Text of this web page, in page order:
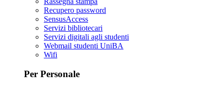
Recupero password
SensusAccess
Servizi bibliotecari
Servizi digitali agli studenti
Webmail studenti UniBA
Wifi
Per Personale